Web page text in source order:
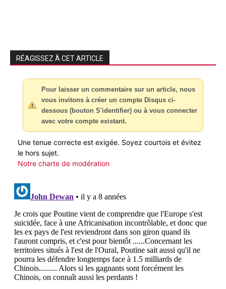
RÉAGISSEZ À CET ARTICLE
Pour laisser un commentaire sur un article, nous
vous invitons à créer un compte Disqus ci-
dessous (bouton S'identifier) ou à vous connecter
avec votre compte existant.
Une tenue correcte est exigée. Soyez courtois et évitez
le hors sujet.
Notre charte de modération